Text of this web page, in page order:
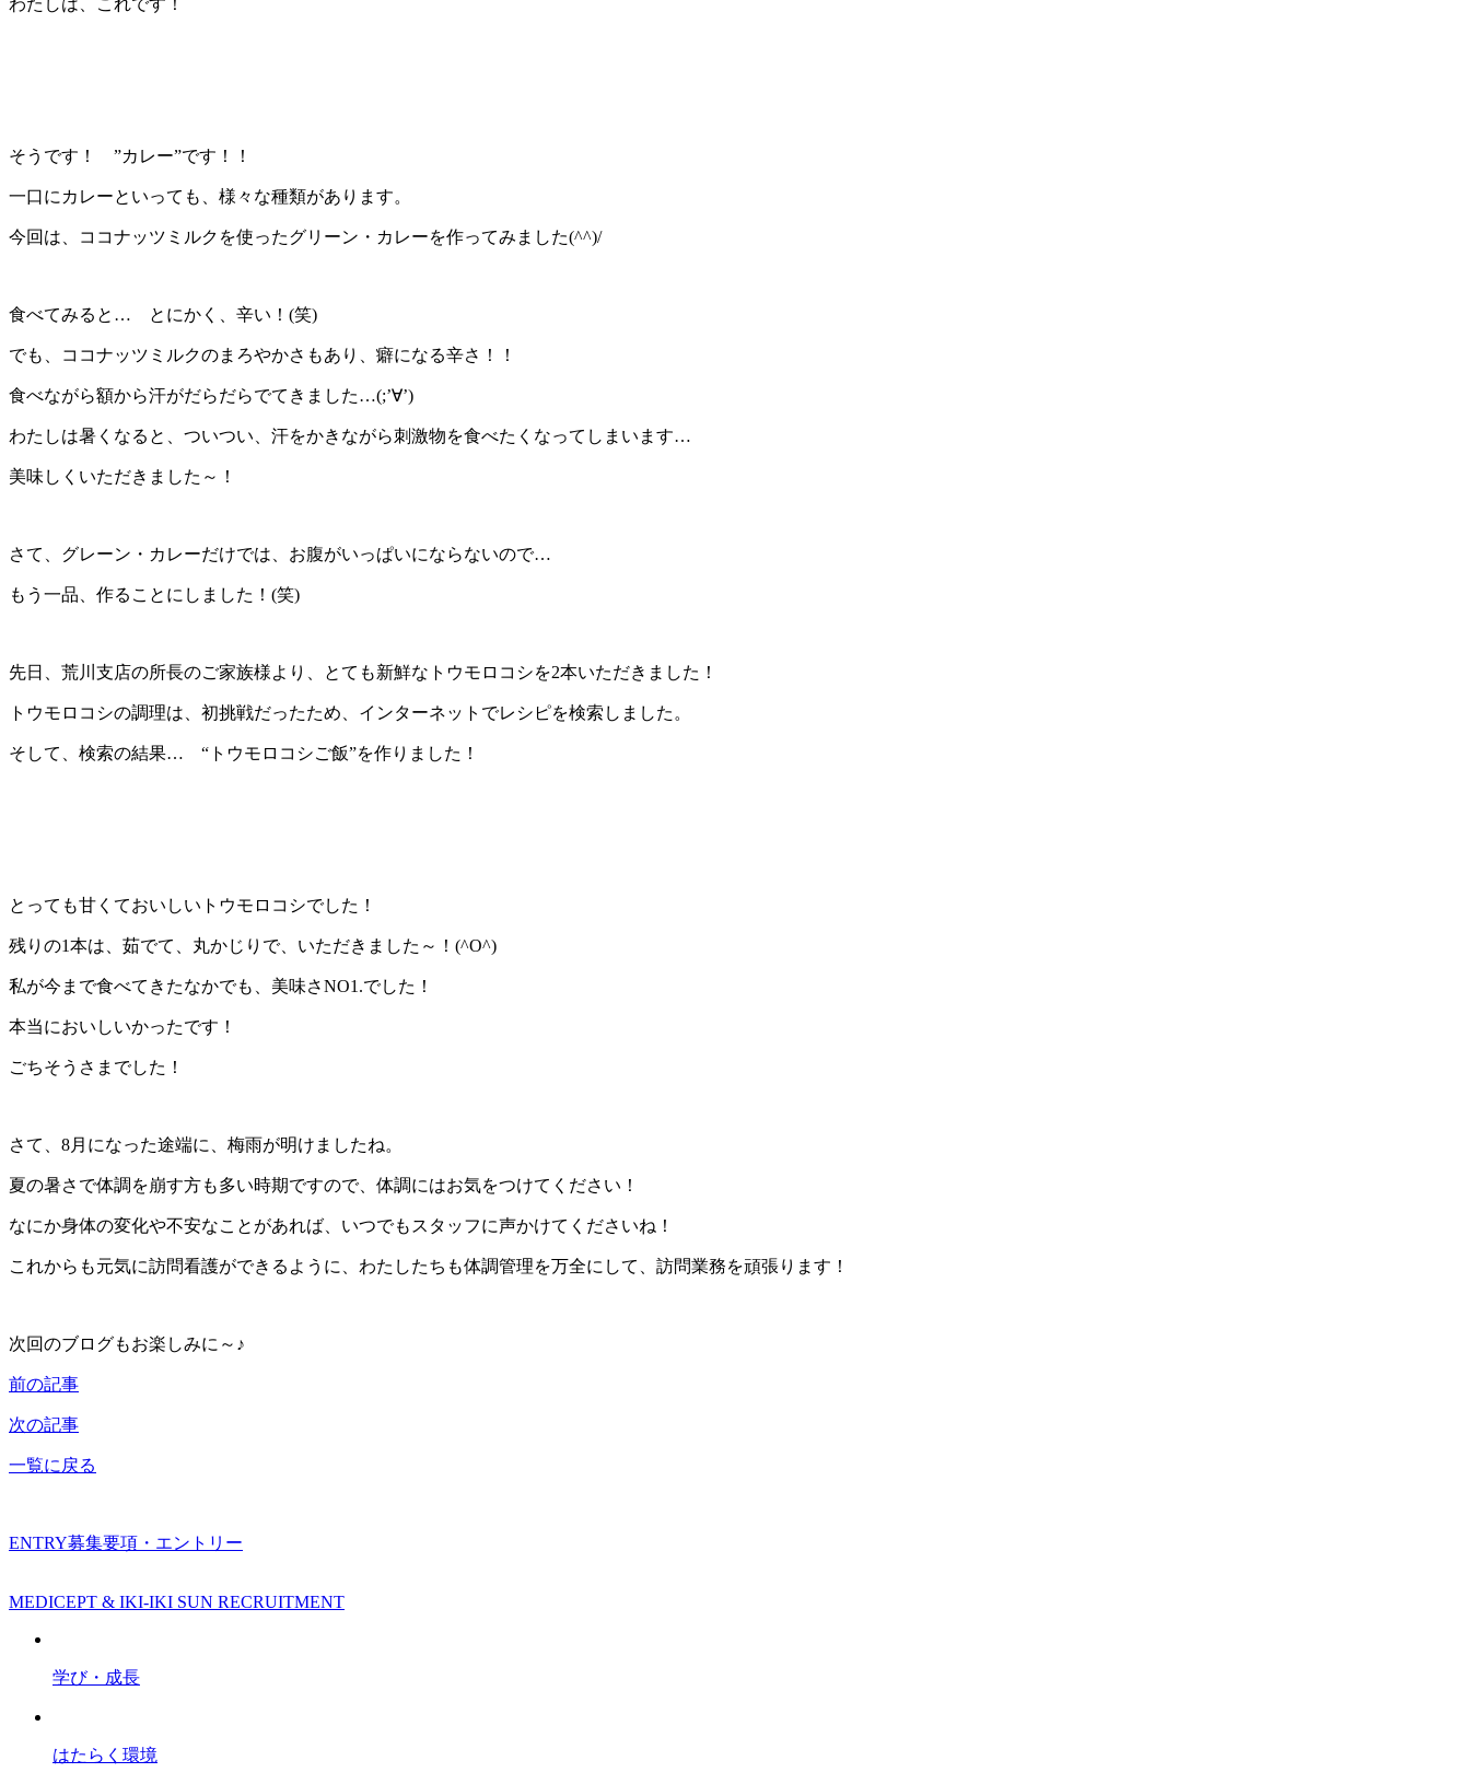
そうです！ ”カレー”です！！
一口にカレーといっても、様々な種類があります。
今回は、ココナッツミルクを使ったグリーン・カレーを作ってみました(^^)/
食べてみると… とにかく、辛い！(笑)
でも、ココナッツミルクのまろやかさもあり、癖になる辛さ！！
食べながら額から汗がだらだらでてきました…(;’∀’)
わたしは暑くなると、ついつい、汗をかきながら刺激物を食べたくなってしまいます…
美味しくいただきました～！
さて、グレーン・カレーだけでは、お腹がいっぱいにならないので…
もう一品、作ることにしました！(笑)
先日、荒川支店の所長のご家族様より、とても新鮮なトウモロコシを2本いただきました！
トウモロコシの調理は、初挑戦だったため、インターネットでレシピを検索しました。
そして、検索の結果… “トウモロコシご飯”を作りました！
とっても甘くておいしいトウモロコシでした！
残りの1本は、茹でて、丸かじりで、いただきました～！(^O^)
私が今まで食べてきたなかでも、美味さNO1.でした！
本当においしいかったです！
ごちそうさまでした！
さて、8月になった途端に、梅雨が明けましたね。
夏の暑さで体調を崩す方も多い時期ですので、体調にはお気をつけてください！
なにか身体の変化や不安なことがあれば、いつでもスタッフに声かけてくださいね！
これからも元気に訪問看護ができるように、わたしたちも体調管理を万全にして、訪問業務を頑張ります！
次回のブログもお楽しみに～♪
前の記事
次の記事
一覧に戻る
ENTRY募集要項・エントリー
MEDICEPT & IKI-IKI SUN RECRUITMENT
学び・成長
はたらく環境